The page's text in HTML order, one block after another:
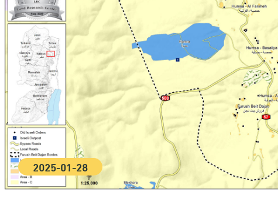
2025-01-28